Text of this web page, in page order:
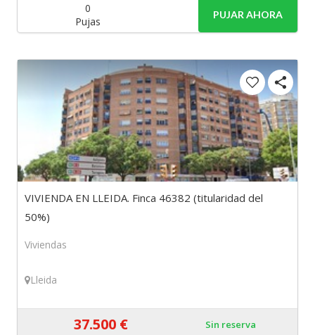
0
Pujas
PUJAR AHORA
VIVIENDA EN LLEIDA. Finca 46382 (titularidad del
50%)
Viviendas
Lleida
37.500 € Sin reserva